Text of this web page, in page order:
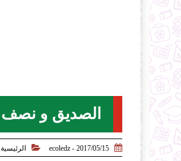
الصديق و نصف

2017/05/15 - ecoledz
 الرئيسية